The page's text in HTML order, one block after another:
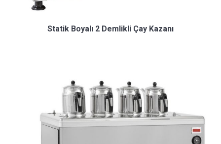
Statik Boyalı 2 Demlikli Çay Kazanı